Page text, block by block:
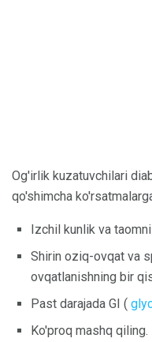
Og'irlik kuzatuvchilari
qo'shimcha
Izchil kunlik va
Shirin oziq-ovqat va
ovqatlanishning bir
Past darajada GI (
Ko'proq mashq qiling.